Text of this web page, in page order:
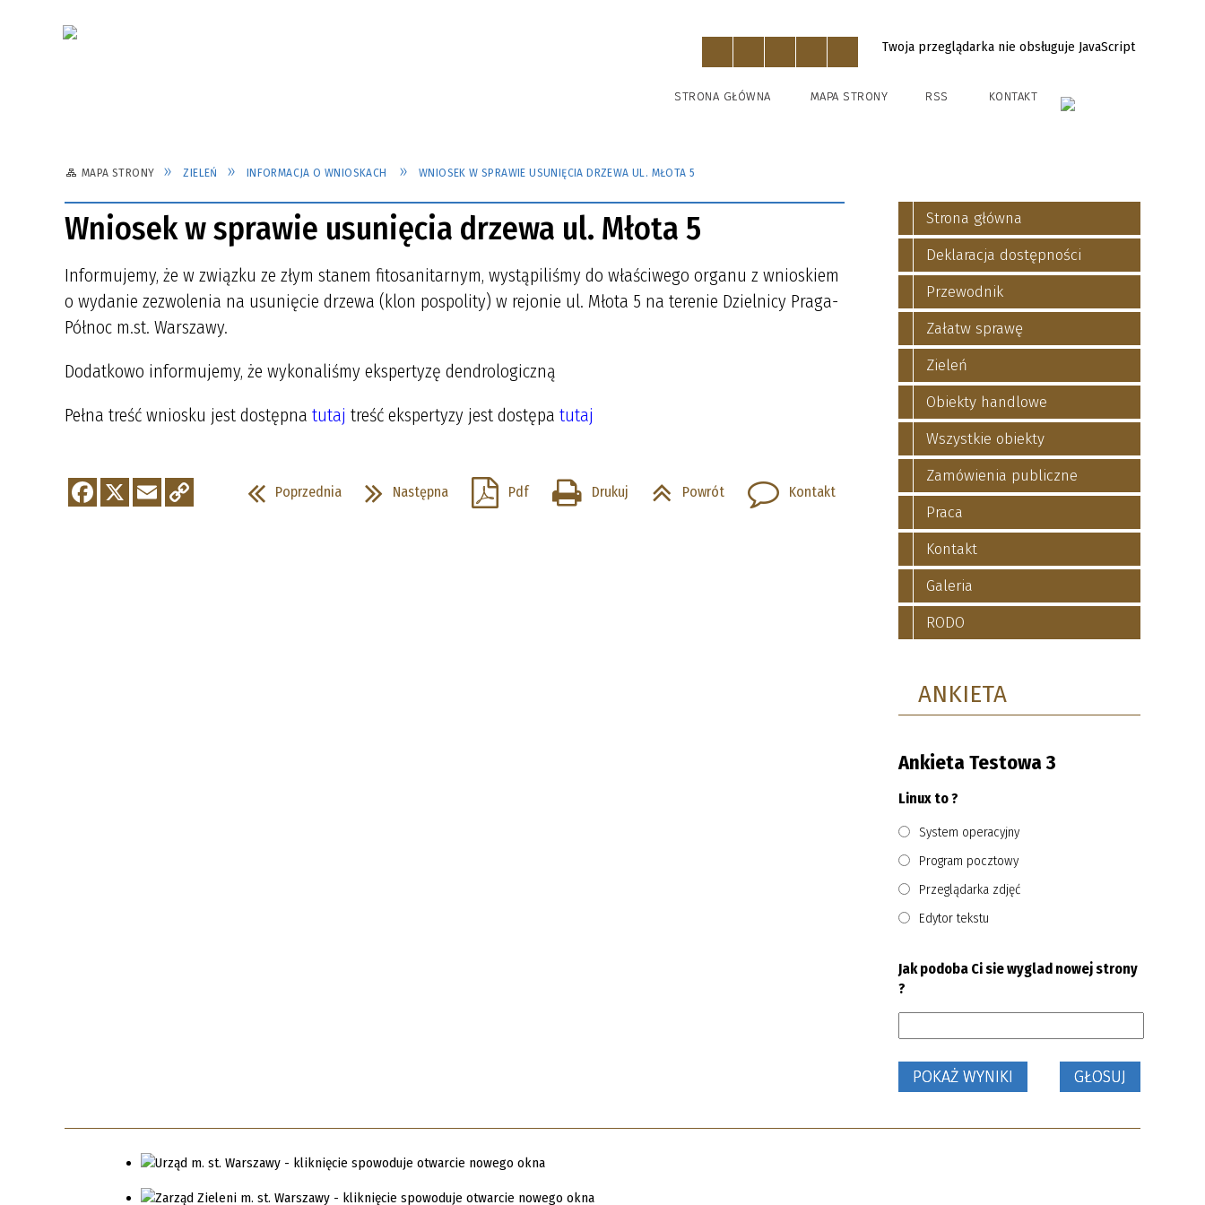
Twoja przeglądarka nie obsługuje JavaScript
STRONA GŁÓWNA MAPA STRONY RSS KONTAKT
MAPA STRONY ZIELEŃ INFORMACJA O WNIOSKACH WNIOSEK W SPRAWIE USUNIĘCIA DRZEWA UL. MŁOTA 5
Wniosek w sprawie usunięcia drzewa ul. Młota 5
Informujemy, że w związku ze złym stanem fitosanitarnym, wystąpiliśmy do właściwego organu z wnioskiem
o wydanie zezwolenia na usunięcie drzewa (klon pospolity) w rejonie ul. Młota 5 na terenie Dzielnicy Praga-
Północ m.st. Warszawy.
Dodatkowo informujemy, że wykonaliśmy ekspertyzę dendrologiczną
Pełna treść wniosku jest dostępna tutaj treść ekspertyzy jest dostępa tutaj
Poprzednia Następna Pdf Drukuj Powrót Kontakt
Strona główna
Deklaracja dostępności
Przewodnik
Załatw sprawę
Zieleń
Obiekty handlowe
Wszystkie obiekty
Zamówienia publiczne
Praca
Kontakt
Galeria
RODO
ANKIETA
Ankieta Testowa 3
Linux to ?
System operacyjny
Program pocztowy
Przeglądarka zdjęć
Edytor tekstu
Jak podoba Ci sie wyglad nowej strony
?